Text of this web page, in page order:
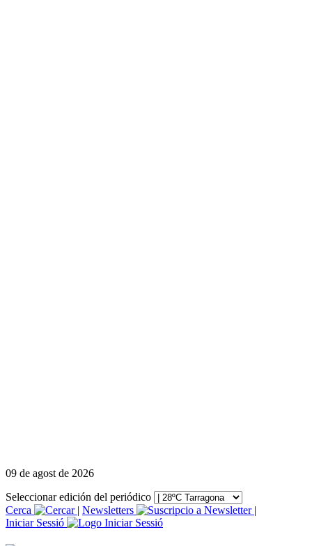
09 de agost de 2026
Seleccionar edición del periódico
Cerca
| Newsletters
|
Iniciar Sessió